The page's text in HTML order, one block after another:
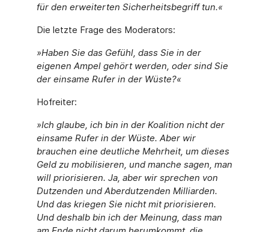
für den erweiterten Sicherheitsbegriff tun.«
Die letzte Frage des Moderators:
»Haben Sie das Gefühl, dass Sie in der
eigenen Ampel gehört werden, oder sind Sie
der einsame Rufer in der Wüste?«
Hofreiter:
»Ich glaube, ich bin in der Koalition nicht der
einsame Rufer in der Wüste. Aber wir
brauchen eine deutliche Mehrheit, um dieses
Geld zu mobilisieren, und manche sagen, man
will priorisieren. Ja, aber wir sprechen von
Dutzenden und Aberdutzenden Milliarden.
Und das kriegen Sie nicht mit priorisieren.
Und deshalb bin ich der Meinung, dass man